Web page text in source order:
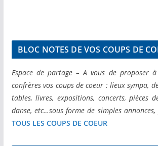
BLOC NOTES DE VOS COUPS DE
Espace de partage – A vous de proposer
confrères vos coups de coeur : lieux sympa,
tables, livres, expositions, concerts, pièces
danse, etc…sous forme de simples
TOUS LES COUPS DE COEUR